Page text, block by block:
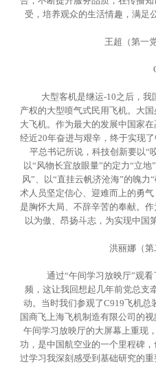
受，培养观众的生活情趣，满足
王超（第一
大型客机是继运-10之后，
产权的大型喷气式民用飞机。大
大飞机。作为最大的发展中国家
经近20年奋进与艰辛，终于实现
平总书记所说，科技创新要以“
以“风物长宜放眼量”的定力“立
风”、以“直挂云帆济沧海”的魄力
术人员坚定信心、迎难而上的勇
是胸怀大局、不辞辛苦的奉献。
以为傲、昂扬斗志，为实现中国
洪丽娜（第
通过“午间学习放映厅”观
频，这让我回想起几年前党总支
动。当时我们参观了C919飞机总
国商飞上海飞机制造有限公司的
午间学习放映厅的大屏幕上重现
功，是中国航空业的一个里程碑
过学习我深刻感受到基础研究的